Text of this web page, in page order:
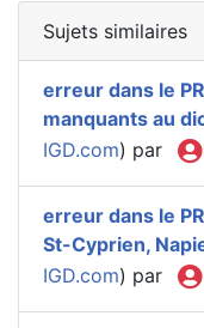
Sujets similaires
erreur dans le
manquants au
IGD.com) par
erreur dans le
St-Cyprien,
IGD.com) par